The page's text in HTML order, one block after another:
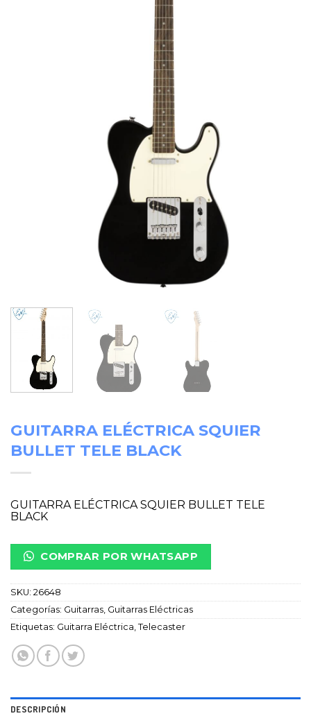
GUITARRA ELÉCTRICA SQUIER
BULLET TELE BLACK
GUITARRA ELÉCTRICA SQUIER BULLET TELE
BLACK
COMPRAR POR WHATSAPP
SKU: 26648
Categorías: Guitarras Guitarras Eléctricas
Etiquetas: Guitarra Eléctrica Telecaster
DESCRIPCIÓN